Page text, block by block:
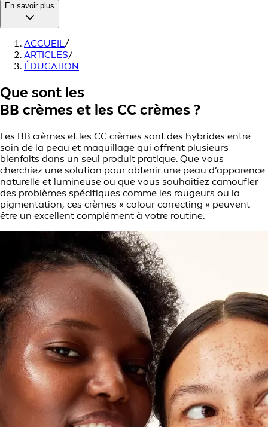
En savoir plus
ACCUEIL/
ARTICLES/
ÉDUCATION
Que sont les
BB crèmes et les CC crèmes ?
Les BB crèmes et les CC crèmes sont des hybrides entre
soin de la peau et maquillage qui offrent plusieurs
bienfaits dans un seul produit pratique. Que vous
cherchiez une solution pour obtenir une peau d’apparence
naturelle et lumineuse ou que vous souhaitiez camoufler
des problèmes spécifiques comme les rougeurs ou la
pigmentation, ces crèmes « colour correcting » peuvent
être un excellent complément à votre routine.